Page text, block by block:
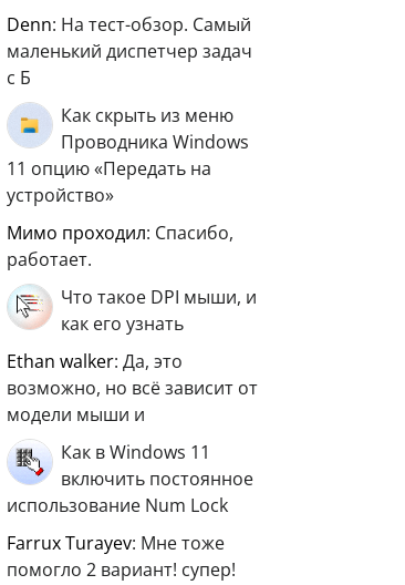
Denn: На тест-обзор. Самый
маленький диспетчер задач
с Б
Как скрыть из меню
Проводника Windows
11 опцию «Передать на
устройство»
мимо проходил: Спасибо,
работает.
Что такое DPI мыши, и
как его узнать
ethan walker: Да, это
возможно, но всё зависит от
модели мыши и
Как в Windows 11
включить постоянное
использование Num Lock
Farrux Turayev: Мне тоже
помогло 2 вариант! супер!